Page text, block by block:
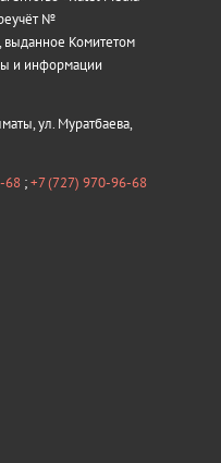
№
выданное Комитетом
и информации
ул. Муратбаева,
68 ;+7 (727) 970-96-68